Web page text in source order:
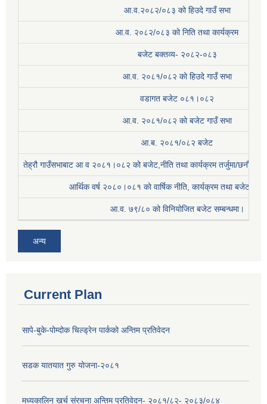
आ.व.२०८२/०८३ को हिउदे गाउँ सभा
आ.व. २०८२/०८३ को निति तथा कार्यक्रम
बजेट बक्तव्य- २०८२-०८३
आ.व. २०८१/०८२ को हिउदे गाउँ सभा
वडागत बजेट ०८१।०८२
आ.व. २०८१/०८२ को बजेट गाउँ सभा
आ.ब. २०८१/०८२ बजेट
तेह्रौ गाउँसभाबाट आ व २०८१।०८२ को बजेट,नीति तथा कार्यक्रम तर्जुमा/छनौट
आर्थिक वर्ष २०८०।०८१ काे वार्षिक नीति, कार्यक्रम तथा बजेट
आ.व. ७९/८० को विनियोजित बजेट सम्बन्धमा।
अन्य
Current Plan
सापे-बुके-पोम्दोक चिल्ड्रेन पार्कको अन्तिम प्रतिवेदन
सडक यातयात गुरु योजना-२०८१
मध्यकालिन खर्च संरचना अन्तिम प्रतिवेदन- २०८१/८२- २०८३/०८४